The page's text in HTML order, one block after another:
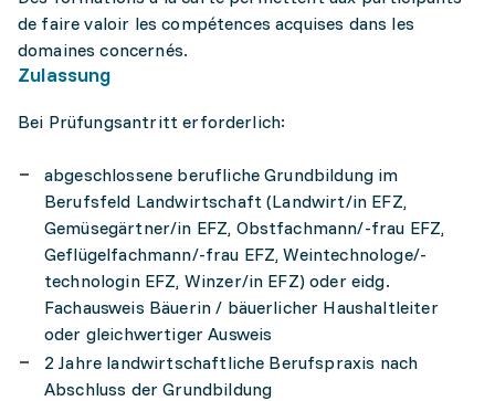
de faire valoir les compétences acquises dans les
domaines concernés.
Zulassung
Bei Prüfungsantritt erforderlich:
abgeschlossene berufliche Grundbildung im
Berufsfeld Landwirtschaft (Landwirt/in EFZ,
Gemüsegärtner/in EFZ, Obstfachmann/-frau EFZ,
Geflügelfachmann/-frau EFZ, Weintechnologe/-
technologin EFZ, Winzer/in EFZ) oder eidg.
Fachausweis Bäuerin / bäuerlicher Haushaltleiter
oder gleichwertiger Ausweis
2 Jahre landwirtschaftliche Berufspraxis nach
Abschluss der Grundbildung